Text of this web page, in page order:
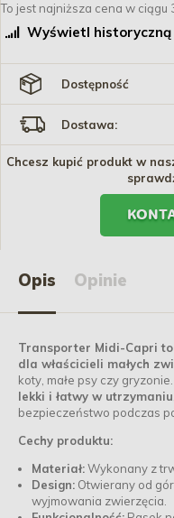
To jest najniższa cena w ciągu
Wyświetl historyczną
Dostępność
Dostawa:
Chcesz kupić produkt w
Opis Opinie
Transporter Midi-Capri
dla właścicieli małych
koty, małe psy czy gryzonie.
lekki i łatwy w utrzymaniu
bezpieczeństwo podczas
Cechy produktu:
Materiał:Wykonany z
Design: Otwierany od
wyjmowania zwierzęcia.